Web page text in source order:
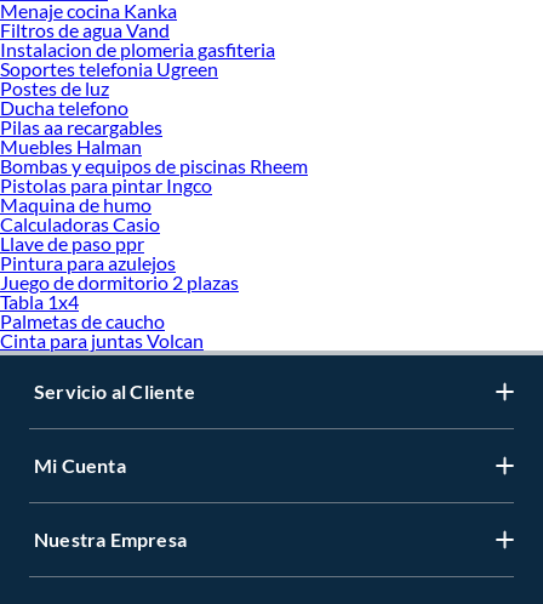
Menaje cocina Kanka
Filtros de agua Vand
Instalacion de plomeria gasfiteria
Soportes telefonia Ugreen
Postes de luz
Ducha telefono
Pilas aa recargables
Muebles Halman
Bombas y equipos de piscinas Rheem
Pistolas para pintar Ingco
Maquina de humo
Calculadoras Casio
Llave de paso ppr
Pintura para azulejos
Juego de dormitorio 2 plazas
Tabla 1x4
Palmetas de caucho
Cinta para juntas Volcan
Servicio al Cliente
Mi Cuenta
Nuestra Empresa